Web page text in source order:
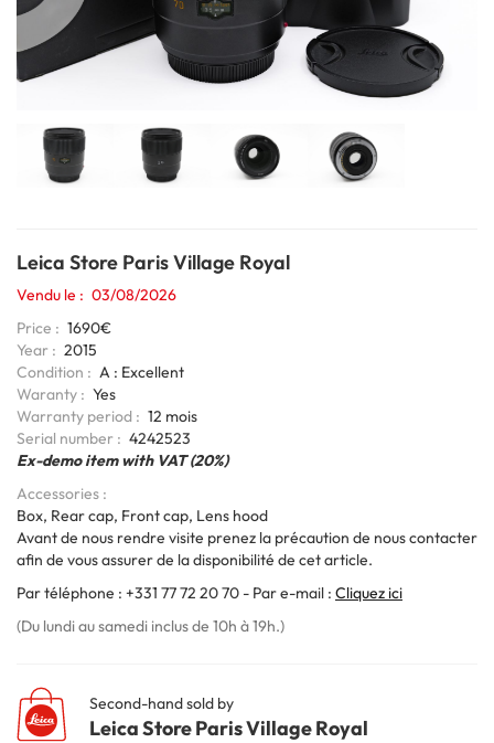
Leica Store Paris Village Royal
Vendu le
03/08/2026
Price
1690€
Year
2015
Condition
A : Excellent
Waranty
Yes
Warranty period
12 mois
6bits
Coding
Serial number
4242523
Ex-demo item with VAT (20%)
Accessories
Box, Rear cap, Front cap, Lens hood
Avant de nous rendre visite prenez la précaution de nous contacter
afin de vous assurer de la disponibilité de cet article.
Par téléphone : +331 77 72 20 70 - Par e-mail : Cliquez ici
(Du lundi au samedi inclus de 10h à 19h.)
Second-hand sold by
Leica Store Paris Village Royal